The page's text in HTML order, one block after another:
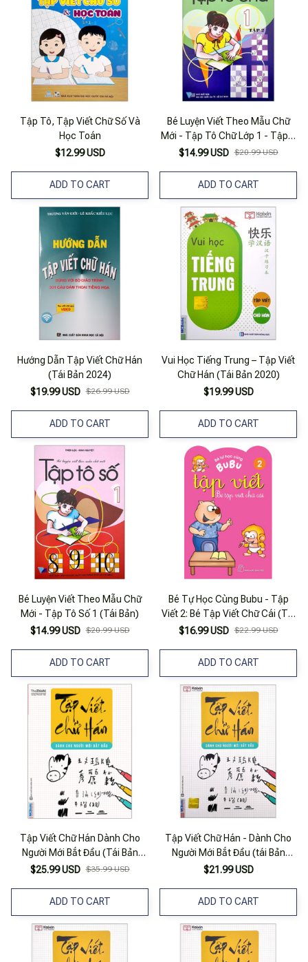
Tập Tô, Tập Viết Chữ Số Và
Học Toán
$12.99 USD
ADD TO CART
Bé Luyện Viết Theo Mẫu Chữ
Mới - Tập Tô Chữ Lớp 1 - Tập 2
(Tái Bản)
$14.99 USD $20.99 USD
ADD TO CART
Hướng Dẫn Tập Viết Chữ Hán
(Tái Bản 2024)
$19.99 USD $26.99 USD
ADD TO CART
Vui Học Tiếng Trung – Tập Viết
Chữ Hán (Tái Bản 2020)
$19.99 USD
ADD TO CART
Bé Luyện Viết Theo Mẫu Chữ
Mới - Tập Tô Số 1 (Tái Bản)
$14.99 USD $20.99 USD
ADD TO CART
Bé Tự Học Cùng Bubu - Tập
Viết 2: Bé Tập Viết Chữ Cái (Tái
Bản)
$16.99 USD $22.99 USD
ADD TO CART
Tập Viết Chữ Hán Dành Cho
Người Mới Bắt Đầu (Tái Bản
2025)
$25.99 USD $35.99 USD
ADD TO CART
Tập Viết Chữ Hán - Dành Cho
Người Mới Bắt Đầu (tái Bản
2022)
$21.99 USD
ADD TO CART